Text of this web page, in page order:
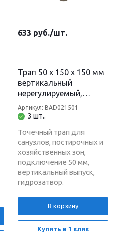
633 руб./шт.
Трап 50 х 150 х 150 мм
вертикальный
нерегулируемый,
гидрозатвор,
нержавеющая сталь
3 шт..
Артикул: BAD021501
Точечный трап для
санузлов, постирочных и
хозяйственных зон,
подключение 50 мм,
вертикальный выпуск,
гидрозатвор.
В корзину
Купить в 1 клик